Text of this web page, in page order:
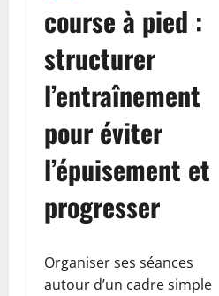
course à pied :
structurer
l’entraînement
pour éviter
l’épuisement et
progresser
Organiser ses séances
autour d’un cadre simple